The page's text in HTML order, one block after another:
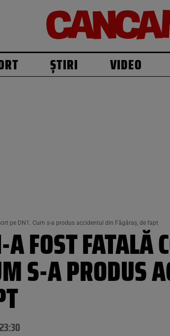
ȘTIRI VIDEO
pe DN1. Cum s-a produs accidentul din Făgăraș, de fapt
FOST FATALĂ
S-A PRODUS